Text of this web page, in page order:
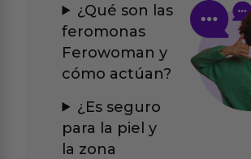
¿Qué son las
feromonas
Ferowoman y
cómo actúan?
¿Es seguro
para la piel y
la zona